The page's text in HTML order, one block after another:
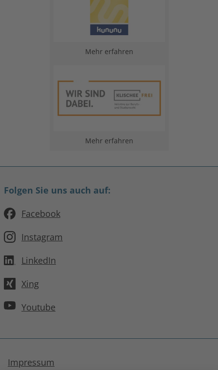
Mehr erfahren
Mehr erfahren
Folgen Sie uns auch auf:
Facebook
Instagram
LinkedIn
Xing
Youtube
Impressum